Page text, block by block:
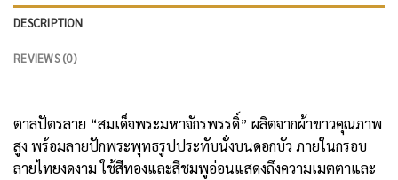
DESCRIPTION
REVIEWS (0)
ตาลปัตรลาย “สมเด็จพระมหาจักรพรรดิ์” ผลิตจากผ้าขาวคุณภาพ
สูง พร้อมลายปักพระพุทธรูปประทับนั่งบนดอกบัว ภายในกรอบ
ลายไทยงดงาม ใช้สีทองและสีชมพูอ่อนแสดงถึงความเมตตาและ